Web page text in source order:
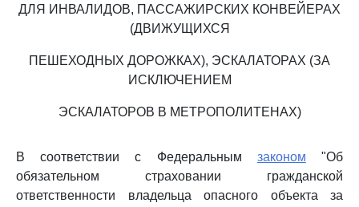
ДЛЯ ИНВАЛИДОВ, ПАССАЖИРСКИХ КОНВЕЙЕРАХ
(ДВИЖУЩИХСЯ
ПЕШЕХОДНЫХ ДОРОЖКАХ), ЭСКАЛАТОРАХ (ЗА
ИСКЛЮЧЕНИЕМ
ЭСКАЛАТОРОВ В МЕТРОПОЛИТЕНАХ)
В соответствии с Федеральным законом "Об
обязательном страховании гражданской
ответственности владельца опасного объекта за